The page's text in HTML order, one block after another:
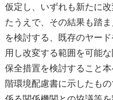
仮定し、いずれも新たに
たうえで、その結果も踏
を検討する、既存のヤー
用し改変する範囲を可能
保全措置を検討すること
階環境配慮書に示したも